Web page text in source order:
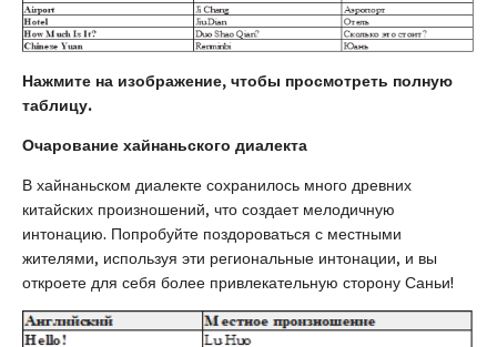
Нажмите на изображение, чтобы просмотреть полную
таблицу.
Очарование хайнаньского диалекта
В хайнаньском диалекте сохранилось много древних
китайских произношений, что создает мелодичную
интонацию. Попробуйте поздороваться с местными
жителями, используя эти региональные интонации, и вы
откроете для себя более привлекательную сторону Саньи!